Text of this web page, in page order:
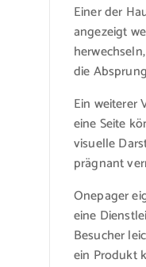
Einer der
angezeigt
die
Ein weiterer
eine Seite
visuelle
prägnant
Onepager
eine
Besucher
ein Produkt